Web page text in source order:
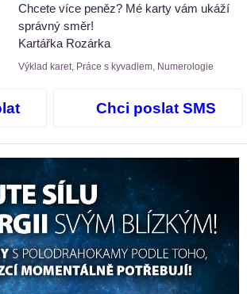
Chcete více peněz? Mé karty vám ukáží
správný směr!
Kartářka Rozárka
Výklad karet, Práce s kyvadlem, Numerologie
Chci poslat SMS